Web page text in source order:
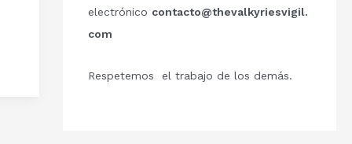
electrónico contacto@thevalkyriesvigil.
com
Respetemos el trabajo de los demás.